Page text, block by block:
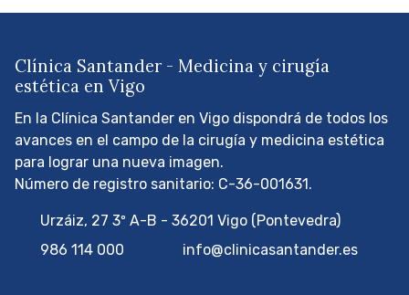
Clínica Santander - Medicina y cirugía
estética en Vigo
En la Clínica Santander en Vigo dispondrá de todos los
avances en el campo de la cirugía y medicina estética
para lograr una nueva imagen.
Número de registro sanitario: C-36-001631.
Urzáiz, 27 3º A-B - 36201 Vigo (Pontevedra)
986 114 000
info@clinicasantander.es